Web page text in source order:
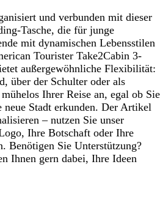
und verbunden mit dieser
Tasche, die für junge
mit dynamischen Lebensstilen
Tourister Take2Cabin 3-
außergewöhnliche Flexibilität:
über der Schulter oder als
Ihrer Reise an, egal ob Sie
neue Stadt erkunden. Der Artikel
– nutzen Sie unser
Ihre Botschaft oder Ihre
Benötigen Sie Unterstützung?
Ihnen gern dabei, Ihre Ideen